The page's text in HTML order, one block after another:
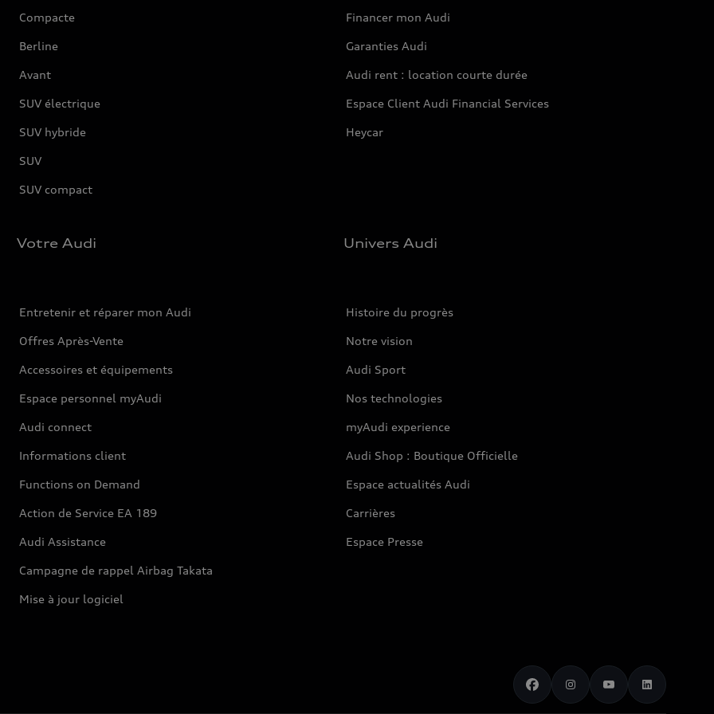
Compacte
Berline
Avant
SUV électrique
SUV hybride
SUV
SUV compact
Financer mon Audi
Garanties Audi
Audi rent : location courte durée
Espace Client Audi Financial Services
Heycar
Votre Audi
Entretenir et réparer mon Audi
Offres Après-Vente
Accessoires et équipements
Espace personnel myAudi
Audi connect
Informations client
Functions on Demand
Action de Service EA 189
Audi Assistance
Campagne de rappel Airbag Takata
Mise à jour logiciel
Univers Audi
Histoire du progrès
Notre vision
Audi Sport
Nos technologies
myAudi experience
Audi Shop : Boutique Officielle
Espace actualités Audi
Carrières
Espace Presse